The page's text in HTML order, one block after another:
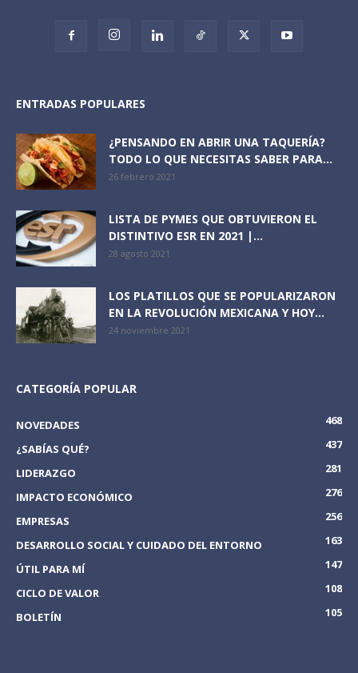
ENTRADAS POPULARES
¿PENSANDO EN ABRIR UNA TAQUERÍA?
TODO LO QUE NECESITAS SABER PARA...
26 febrero 2021
LISTA DE PYMES QUE OBTUVIERON EL
DISTINTIVO ESR EN 2021 |...
28 agosto 2021
LOS PLATILLOS QUE SE POPULARIZARON
EN LA REVOLUCIÓN MEXICANA Y HOY...
24 noviembre 2021
CATEGORÍA POPULAR
NOVEDADES
468
¿SABÍAS QUÉ?
437
LIDERAZGO
281
IMPACTO ECONÓMICO
276
EMPRESAS
256
DESARROLLO SOCIAL Y CUIDADO DEL ENTORNO
163
ÚTIL PARA MÍ
147
CICLO DE VALOR
108
BOLETÍN
105